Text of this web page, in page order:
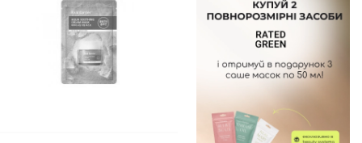
Увійти за допомогою e-mail